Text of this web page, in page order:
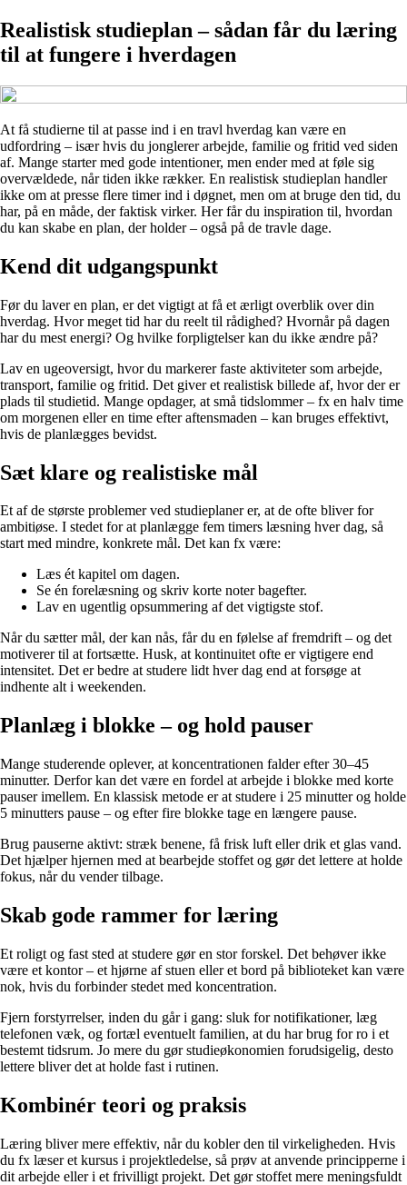
Realistisk studieplan – sådan får du læring
til at fungere i hverdagen
At få studierne til at passe ind i en travl hverdag kan være en
udfordring – især hvis du jonglerer arbejde, familie og fritid ved siden
af. Mange starter med gode intentioner, men ender med at føle sig
overvældede, når tiden ikke rækker. En realistisk studieplan handler
ikke om at presse flere timer ind i døgnet, men om at bruge den tid, du
har, på en måde, der faktisk virker. Her får du inspiration til, hvordan
du kan skabe en plan, der holder – også på de travle dage.
Kend dit udgangspunkt
Før du laver en plan, er det vigtigt at få et ærligt overblik over din
hverdag. Hvor meget tid har du reelt til rådighed? Hvornår på dagen
har du mest energi? Og hvilke forpligtelser kan du ikke ændre på?
Lav en ugeoversigt, hvor du markerer faste aktiviteter som arbejde,
transport, familie og fritid. Det giver et realistisk billede af, hvor der er
plads til studietid. Mange opdager, at små tidslommer – fx en halv time
om morgenen eller en time efter aftensmaden – kan bruges effektivt,
hvis de planlægges bevidst.
Sæt klare og realistiske mål
Et af de største problemer ved studieplaner er, at de ofte bliver for
ambitiøse. I stedet for at planlægge fem timers læsning hver dag, så
start med mindre, konkrete mål. Det kan fx være:
Læs ét kapitel om dagen.
Se én forelæsning og skriv korte noter bagefter.
Lav en ugentlig opsummering af det vigtigste stof.
Når du sætter mål, der kan nås, får du en følelse af fremdrift – og det
motiverer til at fortsætte. Husk, at kontinuitet ofte er vigtigere end
intensitet. Det er bedre at studere lidt hver dag end at forsøge at
indhente alt i weekenden.
Planlæg i blokke – og hold pauser
Mange studerende oplever, at koncentrationen falder efter 30–45
minutter. Derfor kan det være en fordel at arbejde i blokke med korte
pauser imellem. En klassisk metode er at studere i 25 minutter og holde
5 minutters pause – og efter fire blokke tage en længere pause.
Brug pauserne aktivt: stræk benene, få frisk luft eller drik et glas vand.
Det hjælper hjernen med at bearbejde stoffet og gør det lettere at holde
fokus, når du vender tilbage.
Skab gode rammer for læring
Et roligt og fast sted at studere gør en stor forskel. Det behøver ikke
være et kontor – et hjørne af stuen eller et bord på biblioteket kan være
nok, hvis du forbinder stedet med koncentration.
Fjern forstyrrelser, inden du går i gang: sluk for notifikationer, læg
telefonen væk, og fortæl eventuelt familien, at du har brug for ro i et
bestemt tidsrum. Jo mere du gør studieøkonomien forudsigelig, desto
lettere bliver det at holde fast i rutinen.
Kombinér teori og praksis
Læring bliver mere effektiv, når du kobler den til virkeligheden. Hvis
du fx læser et kursus i projektledelse, så prøv at anvende principperne i
dit arbejde eller i et frivilligt projekt. Det gør stoffet mere meningsfuldt